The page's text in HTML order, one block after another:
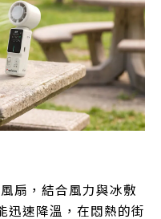
扇，結合風力與冰敷
迅速降溫，在悶熱的街